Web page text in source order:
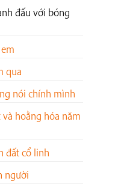
đấu với bóng
qua
nói chính mình
hoằng hóa năm
đất cổ linh
người